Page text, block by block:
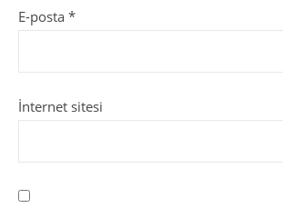
E-posta *
İnternet sitesi